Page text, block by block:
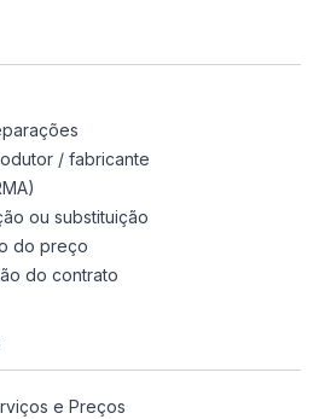
/ fabricante
ou substituição
do preço
do contrato
e Preços